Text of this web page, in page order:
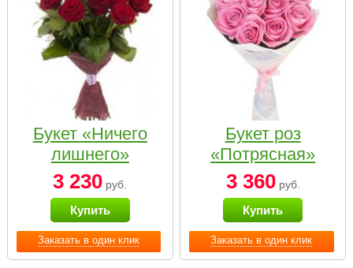
Заказать в один клик
Букет «Ничего
лишнего»
3 230 руб.
Купить
Заказать в один клик
Букет роз
«Потрясная»
3 360руб.
Купить